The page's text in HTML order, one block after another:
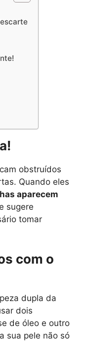
obstruídos
Quando eles
aparecem
sugere
tomar
com o
dupla da
dois
de óleo e outro
sua pele não só